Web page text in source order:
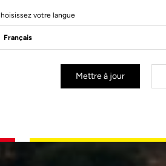
votre langue
Mettre à jour